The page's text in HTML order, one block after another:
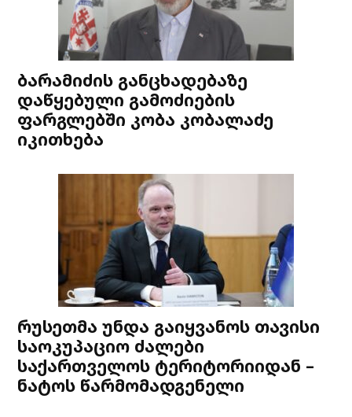
ბარამიძის განცხადებაზე
დაწყებული გამოძიების
ფარგლებში კობა კობალაძე
იკითხება
რუსეთმა უნდა გაიყვანოს თავისი
საოკუპაციო ძალები
საქართველოს ტერიტორიიდან –
ნატოს წარმომადგენელი